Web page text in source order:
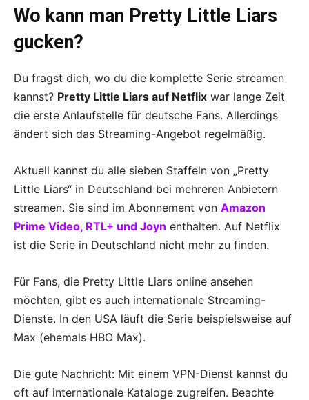
Wo kann man Pretty Little Liars
gucken?
Du fragst dich, wo du die komplette Serie streamen
kannst? Pretty Little Liars auf Netflix war lange Zeit
die erste Anlaufstelle für deutsche Fans. Allerdings
ändert sich das Streaming-Angebot regelmäßig.
Aktuell kannst du alle sieben Staffeln von „Pretty
Little Liars“ in Deutschland bei mehreren Anbietern
streamen. Sie sind im Abonnement von Amazon
Prime Video, RTL+ und Joyn enthalten. Auf Netflix
ist die Serie in Deutschland nicht mehr zu finden.
Für Fans, die Pretty Little Liars online ansehen
möchten, gibt es auch internationale Streaming-
Dienste. In den USA läuft die Serie beispielsweise auf
Max (ehemals HBO Max).
Die gute Nachricht: Mit einem VPN-Dienst kannst du
oft auf internationale Kataloge zugreifen. Beachte